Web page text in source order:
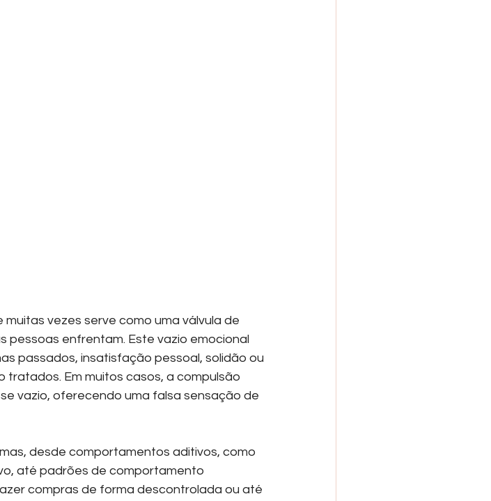
vezes serve como uma válvula de
pessoas enfrentam. Este vazio emocional
passados, insatisfação pessoal, solidão ou
Em muitos casos, a compulsão
vazio, oferecendo uma falsa sensação de
desde comportamentos aditivos, como
até padrões de comportamento
compras de forma descontrolada ou até